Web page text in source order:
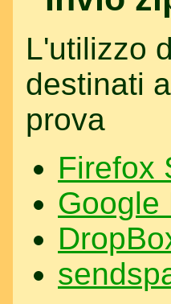
L'utilizzo
destinati
prova
Firefox
Google